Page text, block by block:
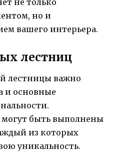
не только
но и
вашего интерьера.
лестниц
лестницы важно
и основные
быть выполнены
из которых
уникальность.